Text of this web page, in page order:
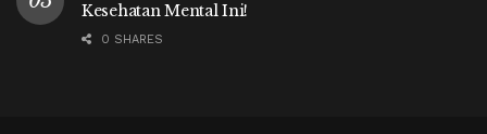
Kesehatan Mental Ini!
0 SHARES